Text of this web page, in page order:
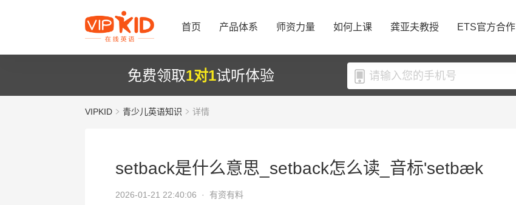
首页 产品体系 师资力量 如何上课 龚亚夫教授 ETS官方合作
免费领取1对1试听体验
VIPKID 青少儿英语知识 详情
setback是什么意思_setback怎么读_音标'setbæk
2026-01-21 22:40:06 · 有资有料